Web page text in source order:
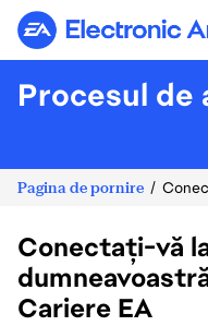
Electronic
Procesul de
Pagina de pornire
Conectați-vă
Cariere EA